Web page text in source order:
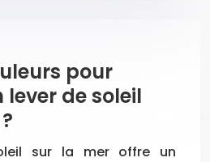
pour
lever de soleil
sur la mer offre un